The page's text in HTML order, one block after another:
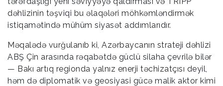
dəhlizinin təşviqi bu əlaqələri möhkəmləndirmək
istiqamətində mühüm siyasət addımlarıdır.
Məqalədə vurğulanıb ki, Azərbaycanın strateji dəhlizi
ABŞ Çin arasında rəqabətdə güclü silaha çevrilə bilər
— Bakı artıq regionda yalnız enerji təchizatçısı deyil,
həm də diplomatik və geosiyasi gücə malik aktor kimi